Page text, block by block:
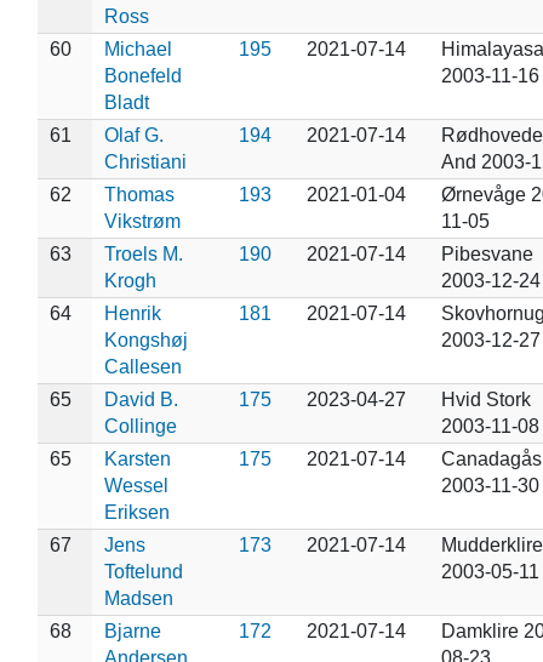
Ross
60
Michael
Bonefeld
Bladt
195 2021-07-14
2003-11-16
61
Olaf G.
Christiani
194 2021-07-14
And 2003-
62
Thomas
Vikstrøm
193 2021-01-04
Ørnevåge
11-05
63
Troels M.
Krogh
190 2021-07-14
Pibesvane
2003-12-24
64
Henrik
Kongshøj
Callesen
181 2021-07-14
2003-12-27
65
David B.
Collinge
175 2023-04-27
Hvid Stork
2003-11-08
65
Karsten
Wessel
Eriksen
175 2021-07-14
Canadagås
2003-11-30
67
Jens
Toftelund
Madsen
173 2021-07-14
Mudderklire
2003-05-11
68
Bjarne
Andersen
172 2021-07-14
Damklire
08-23